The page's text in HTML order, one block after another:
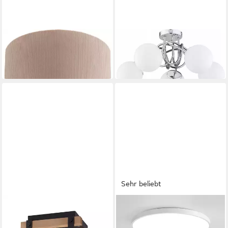
JUST LIGHT
LICHT-ERLEBNISSE
Deckenleuchte KAIDA
lieferbar in 4 Wochen
Deckenleuchte EDITH
59,74 € UVP95,08 €
Sehr beliebt
LED Deckenleuchte Flach
Rund Weiß Deckenlampe